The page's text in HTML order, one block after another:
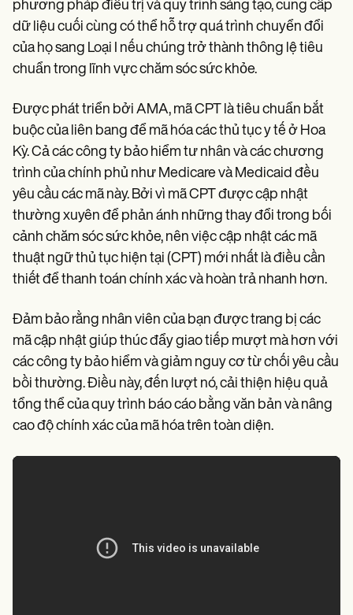
phương pháp điều trị và quy trình sáng tạo, cung cấp
dữ liệu cuối cùng có thể hỗ trợ quá trình chuyển đổi
của họ sang Loại I nếu chúng trở thành thông lệ tiêu
chuẩn trong lĩnh vực chăm sóc sức khỏe.
Được phát triển bởi AMA, mã CPT là tiêu chuẩn bắt
buộc của liên bang để mã hóa các thủ tục y tế ở Hoa
Kỳ. Cả các công ty bảo hiểm tư nhân và các chương
trình của chính phủ như Medicare và Medicaid đều
yêu cầu các mã này. Bởi vì mã CPT được cập nhật
thường xuyên để phản ánh những thay đổi trong bối
cảnh chăm sóc sức khỏe, nên việc cập nhật các mã
thuật ngữ thủ tục hiện tại (CPT) mới nhất là điều cần
thiết để thanh toán chính xác và hoàn trả nhanh hơn.
Đảm bảo rằng nhân viên của bạn được trang bị các
mã cập nhật giúp thúc đẩy giao tiếp mượt mà hơn với
các công ty bảo hiểm và giảm nguy cơ từ chối yêu cầu
bồi thường. Điều này, đến lượt nó, cải thiện hiệu quả
tổng thể của quy trình báo cáo bằng văn bản và nâng
cao độ chính xác của mã hóa trên toàn diện.